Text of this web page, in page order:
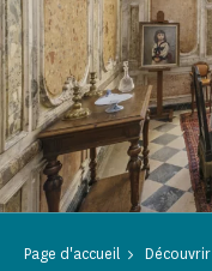
Page d'accueil Découvrir